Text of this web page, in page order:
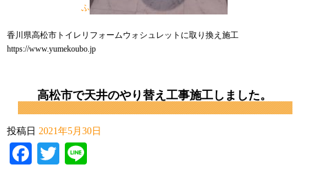
ふ
香川県高松市トイレリフォームウォシュレットに取り換え施工
https://www.yumekoubo.jp
高松市で天井のやり替え工事施工しました。
投稿日 2021年5月30日
Facebook
Twitter